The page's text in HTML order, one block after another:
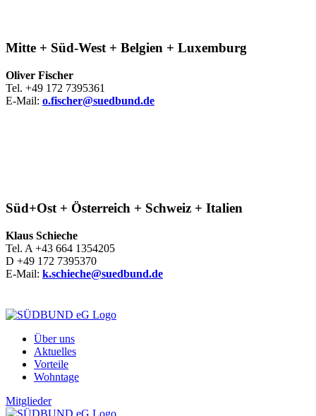
Mitte + Süd-West + Belgien + Luxemburg
Oliver Fischer
Tel. +49 172 7395361
E-Mail: o.fischer@suedbund.de
Süd+Ost + Österreich + Schweiz + Italien
Klaus Schieche
Tel. A +43 664 1354205
D +49 172 7395370
E-Mail: k.schieche@suedbund.de
Über uns
Aktuelles
Vorteile
Wohntage
Mitglieder